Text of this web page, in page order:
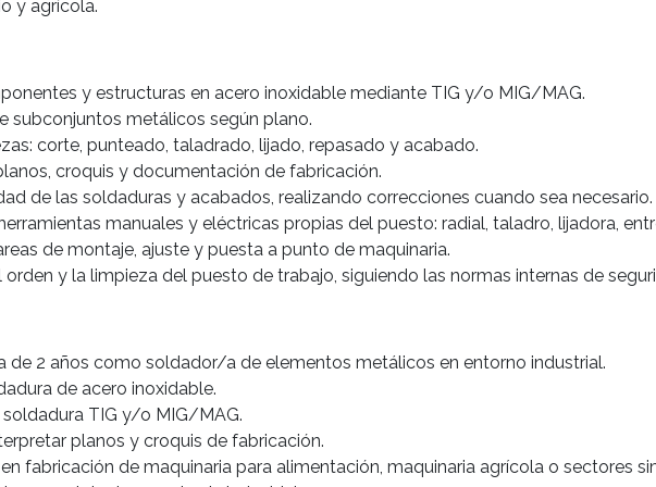
y agrícola.
y estructuras en acero inoxidable mediante TIG y/o MIG/MAG.
subconjuntos metálicos según plano.
corte, punteado, taladrado, lijado, repasado y acabado.
croquis y documentación de fabricación.
de las soldaduras y acabados, realizando correcciones cuando sea necesario.
manuales y eléctricas propias del puesto: radial, taladro, lijadora,
de montaje, ajuste y puesta a punto de maquinaria.
y la limpieza del puesto de trabajo, siguiendo las normas internas de
de 2 años como soldador/a de elementos metálicos en entorno industrial.
de acero inoxidable.
TIG y/o MIG/MAG.
planos y croquis de fabricación.
fabricación de maquinaria para alimentación, maquinaria agrícola o sectores